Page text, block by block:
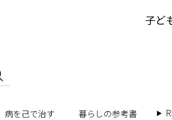
子ど
病を己で治す 暮らしの参考書